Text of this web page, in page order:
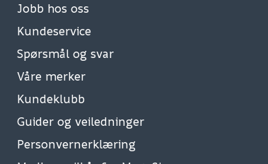
Jobb hos oss
Kundeservice
Spørsmål og svar
Våre merker
Kundeklubb
Guider og veiledninger
Personvernerklæring